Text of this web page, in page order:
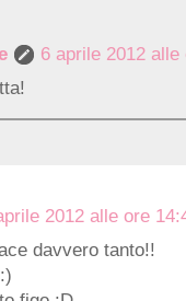
6 aprile 2012 alle
2012 alle ore
davvero tanto!!